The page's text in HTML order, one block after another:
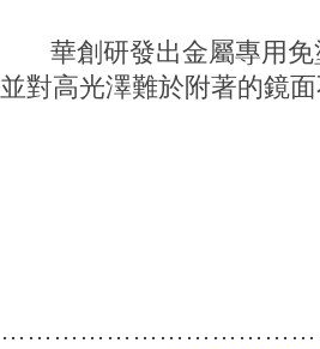
華創研發出金屬專用免
並對高光澤難於附著的鏡